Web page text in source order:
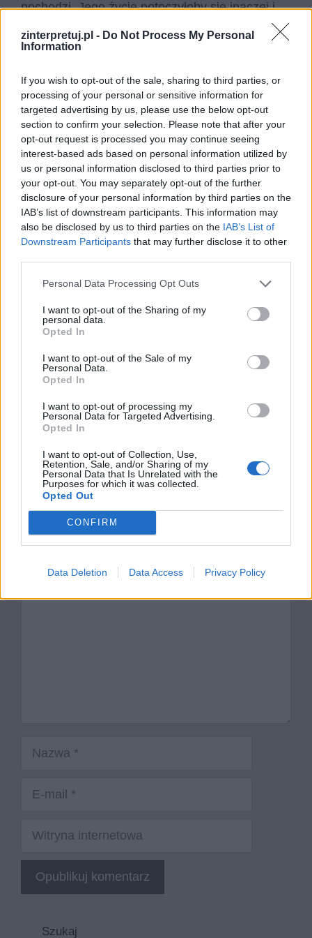
zinterpretuj.pl - Do Not Process My Personal
Information
If you wish to opt-out of the sale, sharing to third parties, or
processing of your personal or sensitive information for
targeted advertising by us, please use the below opt-out
section to confirm your selection. Please note that after your
opt-out request is processed you may continue seeing
interest-based ads based on personal information utilized by
us or personal information disclosed to third parties prior to
your opt-out. You may separately opt-out of the further
disclosure of your personal information by third parties on the
IAB’s list of downstream participants. This information may
also be disclosed by us to third parties on the IAB’s List of
Downstream Participants that may further disclose it to other
Personal Data Processing Opt Outs
I want to opt-out of the Sharing of my
personal data.
Opted In
I want to opt-out of the Sale of my
Personal Data.
Opted In
I want to opt-out of processing my
Personal Data for Targeted Advertising.
Opted In
I want to opt-out of Collection, Use,
Retention, Sale, and/or Sharing of my
Personal Data that Is Unrelated with the
Purposes for which it was collected.
Opted Out
CONFIRM
Data Deletion Data Access Privacy Policy
pochodzi. Jego życie potoczyłoby się inaczej i
stałby się żywym dowodem na to, jak doskonały
był aparat rusyfikacyjny w polskich szkołach.
dalszych losów chłopaka, możemy się
domyślać, że w dorosłym życiu stał się
dojrzałym patriotą, który już nigdy nie zapomniał
skąd pochodzi i do jakiego narodu naprawdę
należy.
Czytaj także:
Czy Marcin Borowicz z Syzyfowych
prac stał się chlubą rodziny?
Syzyfowe prace – motywy literackie
Zygiera – opis lekcji języka polskiego
w Syzyfowych pracach
Kategorie
opracowania
Tagi
Stefan Żeromski,Syzyfowe prace -
opracowanie
Pozytywizm w Lalce – praca u podstaw i
praca organiczna
Rodzaje psalmów
Dodaj komentarz
Komentarz
Nazwa
Witryna
Szukaj